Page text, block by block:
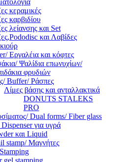
κεραμικές
καρβιδίου
λείανσης και Set
και Λαβίδες
Εργαλέια και κόφτες
Ψαλίδια επωνυχίων/
φρυδιών
Buffer/ Ράσπες
Λίμες βάσης και ανταλλακτικά
DONUTS STALEKS
PRO
Dual forms/ Fiber glass
για υγρά
και Liquid
stamp/ Μαγνήτες
gel stamping